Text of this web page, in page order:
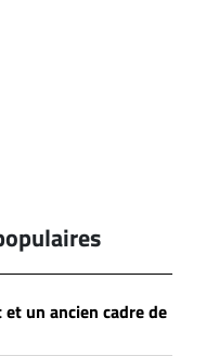
un ancien cadre de